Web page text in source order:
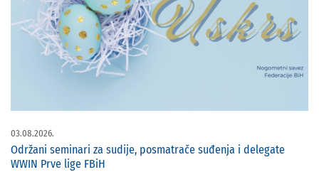
03.08.2026.
Održani seminari za sudije, posmatrače suđenja i delegate
WWIN Prve lige FBiH